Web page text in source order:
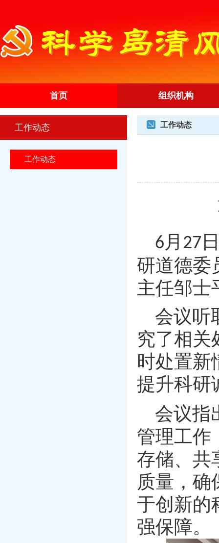
首页 组织机构
工作动态
工作动态
工作动态
6 月 27
研道德委
主任邹士
会议听
究了相关
时处置新
提升科研
会议指
管理工作
存储、共
质量，确
于创新的
强保障。